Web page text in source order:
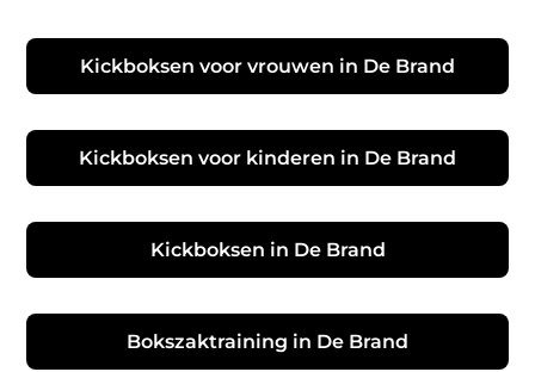
Kickboksen voor vrouwen in De Brand
Kickboksen voor kinderen in De Brand
Kickboksen in De Brand
Bokszaktraining in De Brand